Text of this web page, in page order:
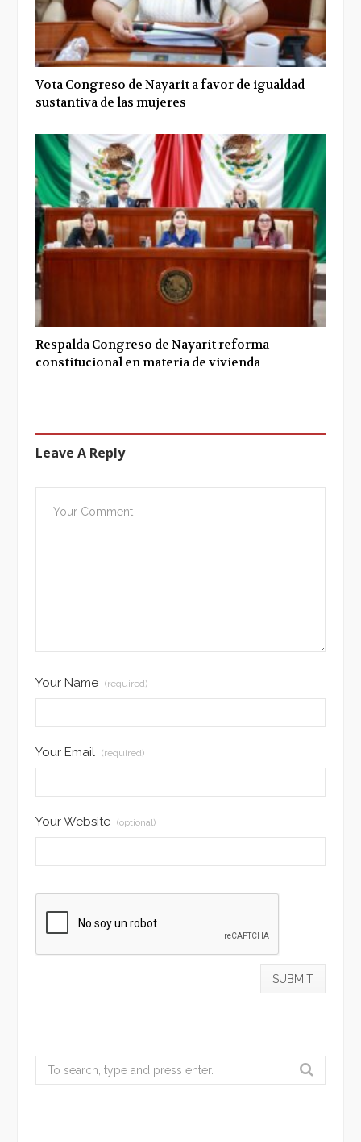
Vota Congreso de Nayarit a favor de igualdad
sustantiva de las mujeres
Respalda Congreso de Nayarit reforma
constitucional en materia de vivienda
Leave A Reply
Your Name (required)
Your Email (required)
Your Website (optional)
Search
for: